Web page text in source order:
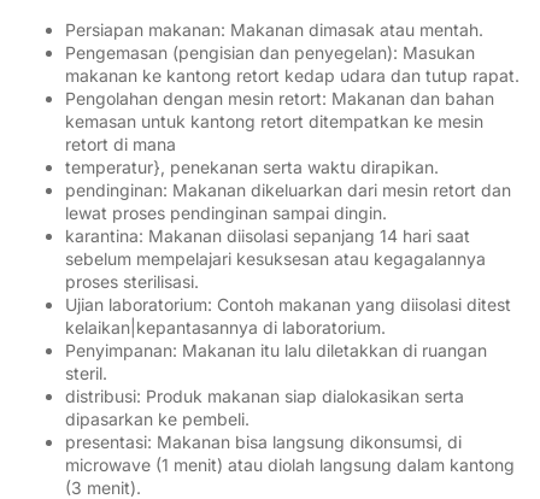
Persiapan makanan: Makanan dimasak atau mentah.
Pengemasan (pengisian dan penyegelan): Masukan
makanan ke kantong retort kedap udara dan tutup rapat.
Pengolahan dengan mesin retort: Makanan dan bahan
kemasan untuk kantong retort ditempatkan ke mesin
retort di mana
temperatur}, penekanan serta waktu dirapikan.
pendinginan: Makanan dikeluarkan dari mesin retort dan
lewat proses pendinginan sampai dingin.
karantina: Makanan diisolasi sepanjang 14 hari saat
sebelum mempelajari kesuksesan atau kegagalannya
proses sterilisasi.
Ujian laboratorium: Contoh makanan yang diisolasi ditest
kelaikan|kepantasannya di laboratorium.
Penyimpanan: Makanan itu lalu diletakkan di ruangan
steril.
distribusi: Produk makanan siap dialokasikan serta
dipasarkan ke pembeli.
presentasi: Makanan bisa langsung dikonsumsi, di
microwave (1 menit) atau diolah langsung dalam kantong
(3 menit).